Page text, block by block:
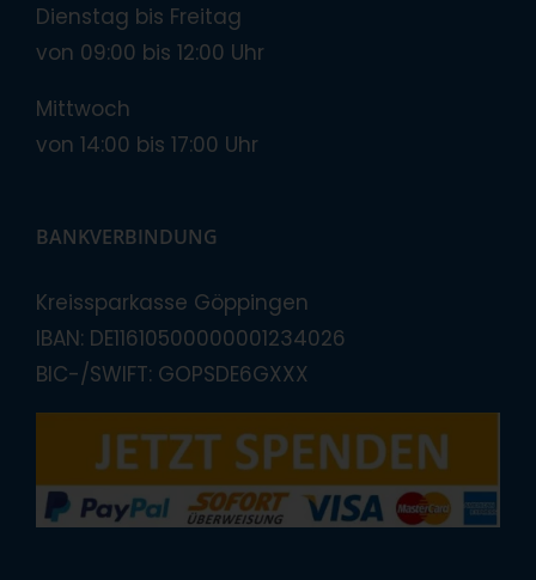
Dienstag bis Freitag
von 09:00 bis 12:00 Uhr
Mittwoch
von 14:00 bis 17:00 Uhr
BANKVERBINDUNG
Kreissparkasse Göppingen
IBAN: DE11610500000001234026
BIC-/SWIFT: GOPSDE6GXXX